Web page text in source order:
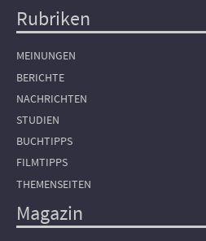
Hauptnavigation
Rubriken
MEINUNGEN
BERICHTE
NACHRICHTEN
STUDIEN
BUCHTIPPS
FILMTIPPS
THEMENSEITEN
Magazin